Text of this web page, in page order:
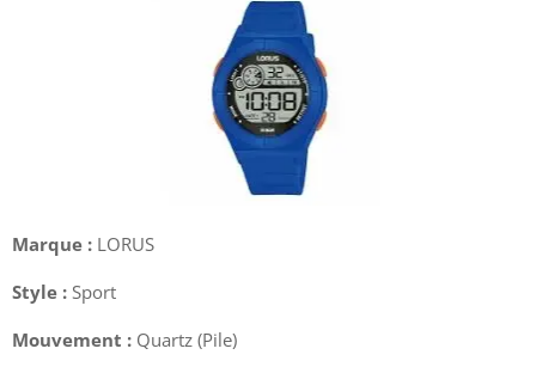
Marque : LORUS
Style : Sport
Mouvement : Quartz (Pile)